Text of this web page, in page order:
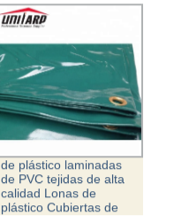
de plástico laminadas
de PVC tejidas de alta
calidad Lonas de
plástico Cubiertas de